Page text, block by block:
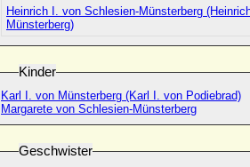
Heinrich I. von Schlesien-Münsterberg
Münsterberg)
Kinder
Karl I. von Münsterberg (Karl I. von Podiebrad)
Margarete von Schlesien-Münsterberg
Geschwister